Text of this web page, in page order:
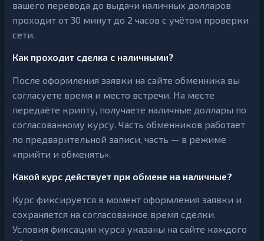
вашего перевода до выдачи наличных долларов
проходит от 30 минут до 2 часов с учётом проверки
сети.
Как проходит сделка с наличными?
После оформления заявки на сайте обменника вы
согласуете время и место встречи. На месте
передаёте крипту, получаете наличные доллары по
согласованному курсу. Часть обменников работает
по предварительной записи, часть — в режиме
«прийти и обменять».
Какой курс действует при обмене на наличные?
Курс фиксируется в момент оформления заявки и
сохраняется на согласованное время сделки.
Условия фиксации курса указаны на сайте каждого